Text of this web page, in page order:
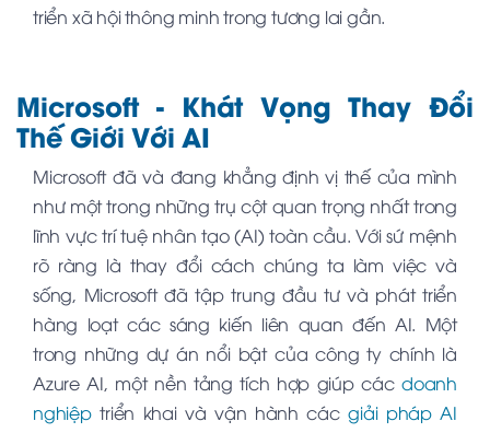
triển xã hội thông minh trong tương lai gần.
Microsoft - Khát Vọng Thay Đổi
Thế Giới Với AI
Microsoft đã và đang khẳng định vị thế của mình
như một trong những trụ cột quan trọng nhất trong
lĩnh vực trí tuệ nhân tạo (AI) toàn cầu. Với sứ mệnh
rõ ràng là thay đổi cách chúng ta làm việc và
sống, Microsoft đã tập trung đầu tư và phát triển
hàng loạt các sáng kiến liên quan đến AI. Một
trong những dự án nổi bật của công ty chính là
Azure AI, một nền tảng tích hợp giúp các doanh
nghiệptriển khai và vận hành cácgiải pháp AI